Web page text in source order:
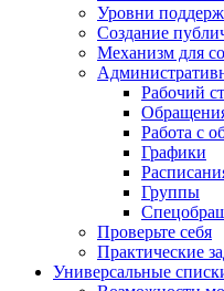
Уровни
Создание
Механизм для
Рабочий
Работа с
Графики
Группы
Проверьте себя
Практические
Универсальные